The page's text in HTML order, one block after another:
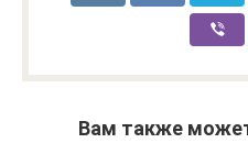
Вам также